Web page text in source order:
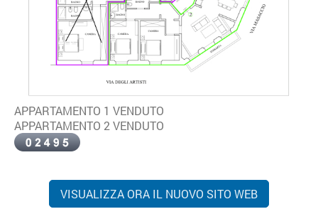
APPARTAMENTO 1 VENDUTO
APPARTAMENTO 2 VENDUTO
VISUALIZZA ORA IL NUOVO SITO WEB